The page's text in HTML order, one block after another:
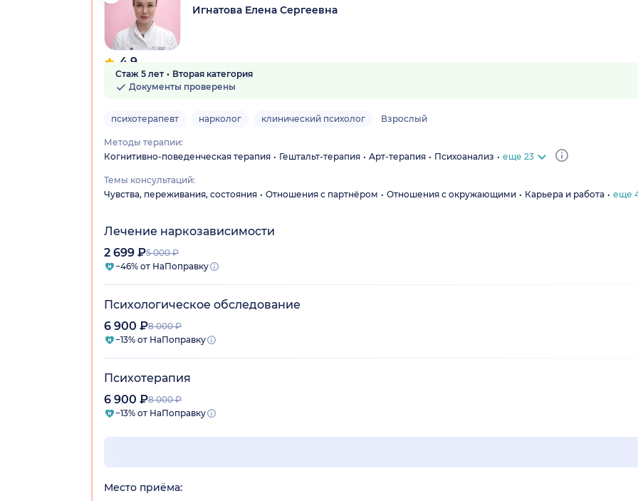
4.9
14 отзывов
Игнатова Елена Сергеевна
Стаж 5 лет
Вторая категория
Документы проверены
психотерапевт нарколог клинический психолог Взрослый
Методы терапии:
Когнитивно-поведенческая терапия
Гештальт-терапия Арт-терапия Психоанализ еще 23
Темы консультаций:
Чувства, переживания, состояния
Отношения с партнёром Отношения с окружающими Карьера и работа еще
Лечение наркозависимости
2 699 ₽5 000 ₽
−46% от НаПоправку
Психологическое обследование
6 900 ₽8 000 ₽
−13% от НаПоправку
Психотерапия
6 900 ₽8 000 ₽
−13% от НаПоправку
Место приёма: